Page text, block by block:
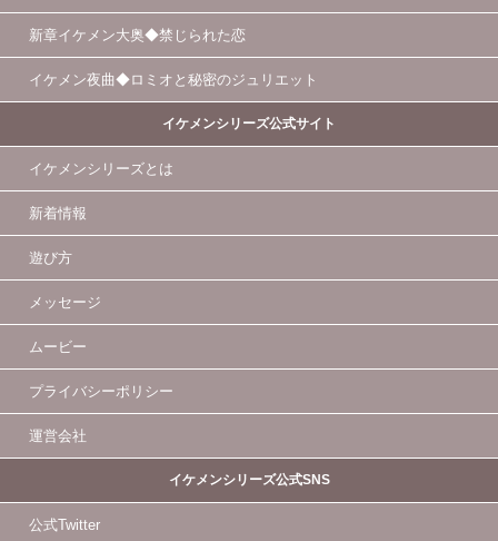
新章イケメン大奥◆禁じられた恋
イケメン夜曲◆ロミオと秘密のジュリエット
イケメンシリーズ公式サイト
イケメンシリーズとは
新着情報
遊び方
メッセージ
ムービー
プライバシーポリシー
運営会社
イケメンシリーズ公式SNS
公式Twitter